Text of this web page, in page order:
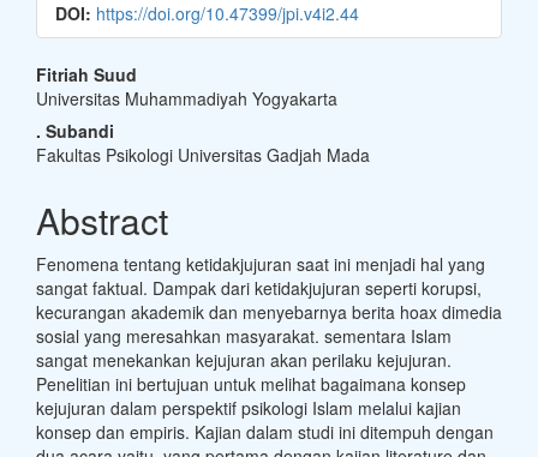
DOI: https://doi.org/10.47399/jpi.v4i2.44
Main
Article
Content
Fitriah Suud
Universitas Muhammadiyah Yogyakarta
. Subandi
Fakultas Psikologi Universitas Gadjah Mada
Abstract
Fenomena tentang ketidakjujuran saat ini menjadi hal yang
sangat faktual. Dampak dari ketidakjujuran seperti korupsi,
kecurangan akademik dan menyebarnya berita hoax dimedia
sosial yang meresahkan masyarakat. sementara Islam
sangat menekankan kejujuran akan perilaku kejujuran.
Penelitian ini bertujuan untuk melihat bagaimana konsep
kejujuran dalam perspektif psikologi Islam melalui kajian
konsep dan empiris. Kajian dalam studi ini ditempuh dengan